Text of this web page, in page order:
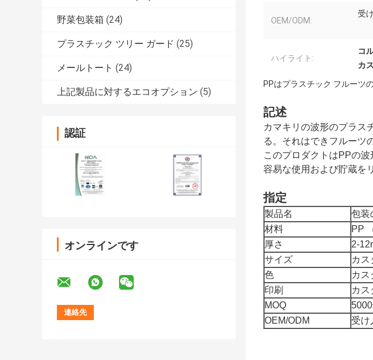
野菜包装箱 (24)
プラスチック ツリー ガード (25)
メールトート (24)
上記製品に対するエコオプション (5)
認証
オンラインです
OEM/ODM:
受
ハイライト:
コ
カ
PPはプラスチック フルーツ
記述
カマキリの波形のプラス
る。それはできフルーツ
このプロダクトはPPの
容易な使用および貯蔵を
指定
製品名
包装
材料
PP
厚さ
2-
サイズ
カス
色
カス
印刷
カス
MOQ
OEM/ODM
受け